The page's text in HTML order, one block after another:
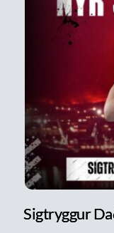
Sigtryggur